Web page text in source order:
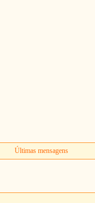
Últimas mensagens